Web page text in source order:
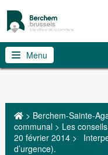
Menu
> Berchem-Sainte-
communal> Les
20 février 2014>
d’urgence).